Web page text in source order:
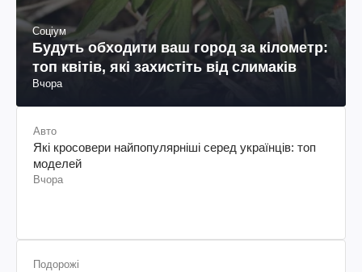
Соціум
Будуть обходити ваш город за кілометр:
топ квітів, які захистіть від слимаків
Вчора
Авто
Які кросовери найпопулярніші серед українців: топ
моделей
Вчора
Подорожі